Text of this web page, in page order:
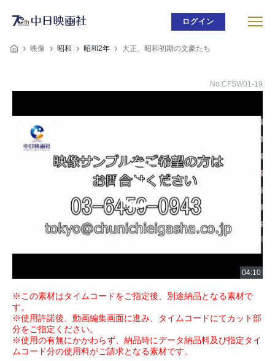
ログイン
映像 昭和 昭和2年 大正、昭和初期の文豪たち
No.CFSW01-19
※この素材はタイムコードをご指定後、別途納品となる素材で
す。
※使用許諾後、動画編集画面に進み、タイムコードにてカット部
分をご指定ください。
※使用の有無にかかわらず、納品時にデータ納品料及び指定タイ
ムコード分の使用料がご請求となる素材です。